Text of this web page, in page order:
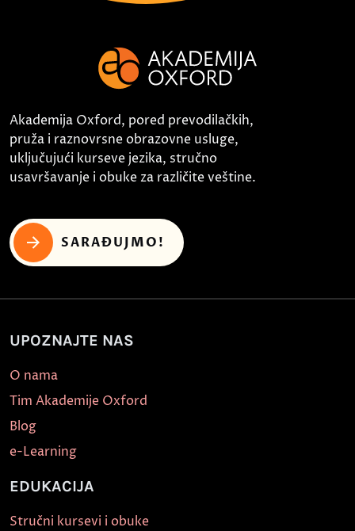
Akademija Oxford, pored prevodilačkih,
pruža i raznovrsne obrazovne usluge,
uključujući kurseve jezika, stručno
usavršavanje i obuke za različite veštine.
SARAĐUJMO!
UPOZNAJTE NAS
O nama
Tim Akademije Oxford
Blog
e-Learning
EDUKACIJA
Stručni kursevi i obuke